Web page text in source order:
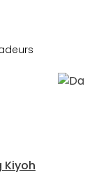
Kiyoh